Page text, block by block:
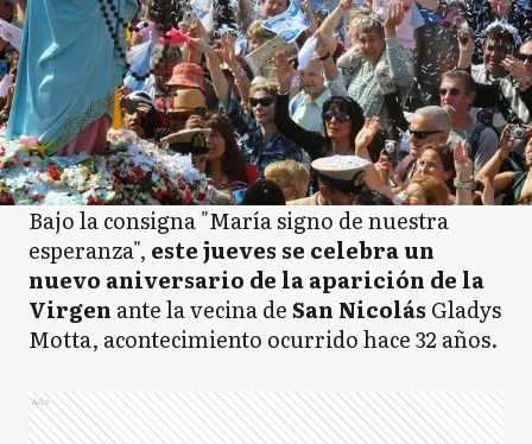
Bajo la consigna "María signo de nuestra
esperanza", este jueves se celebra un
nuevo aniversario de la aparición de la
Virgen ante la vecina deSan Nicolás Gladys
Motta, acontecimiento ocurrido hace 32 años.
Ads